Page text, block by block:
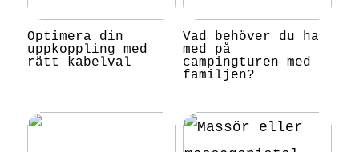
Optimera din
uppkoppling med
rätt kabelval
Vad behöver du ha
med på
campingturen med
familjen?